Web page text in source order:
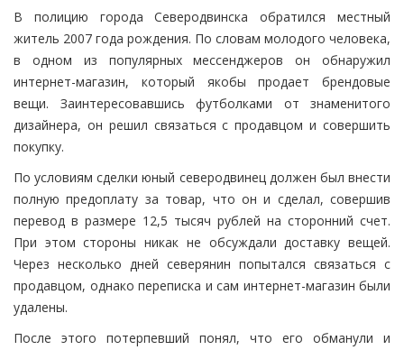
В полицию города Северодвинска обратился местный
житель 2007 года рождения. По словам молодого человека,
в одном из популярных мессенджеров он обнаружил
интернет-магазин, который якобы продает брендовые
вещи. Заинтересовавшись футболками от знаменитого
дизайнера, он решил связаться с продавцом и совершить
покупку.
По условиям сделки юный северодвинец должен был внести
полную предоплату за товар, что он и сделал, совершив
перевод в размере 12,5 тысяч рублей на сторонний счет.
При этом стороны никак не обсуждали доставку вещей.
Через несколько дней северянин попытался связаться с
продавцом, однако переписка и сам интернет-магазин были
удалены.
После этого потерпевший понял, что его обманули и